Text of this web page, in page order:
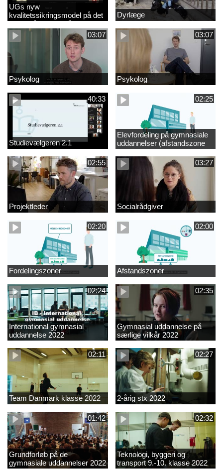
UGs nyw
kvalitetssikringsmodel på det
videregående område
Dyrlæge
03:07
Psykolog
03:07
Psykolog
40:33
Studievælgeren 2.1
02:25
Elevfordeling på gymnasiale
uddannelser (afstandszone
redigeret)
02:55
Projektleder
03:27
Socialrådgiver
02:20
Fordelingszoner
02:00
Afstandszoner
02:24
International gymnasial
uddannelse 2022
02:35
Gymnasial uddannelse på
særlige vilkår 2022
02:11
Team Danmark klasse 2022
02:27
2-årig stx 2022
01:42
Grundforløb på de
gymnasiale uddannelser 2022
02:32
Teknologi, byggeri og
transport 9.-10. klasse 2022